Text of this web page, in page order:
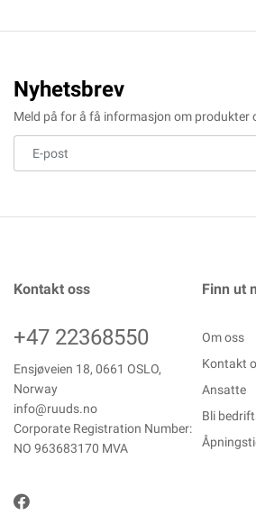
Nyhetsbrev
Meld på for å få informasjon om produkter
Kontakt oss
+47 22368550
Ensjøveien 18, 0661 OSLO,
Norway
info@ruuds.no
Corporate Registration Number:
NO 963683170 MVA
Finn ut
Om oss
Kontakt
Ansatte
Bli